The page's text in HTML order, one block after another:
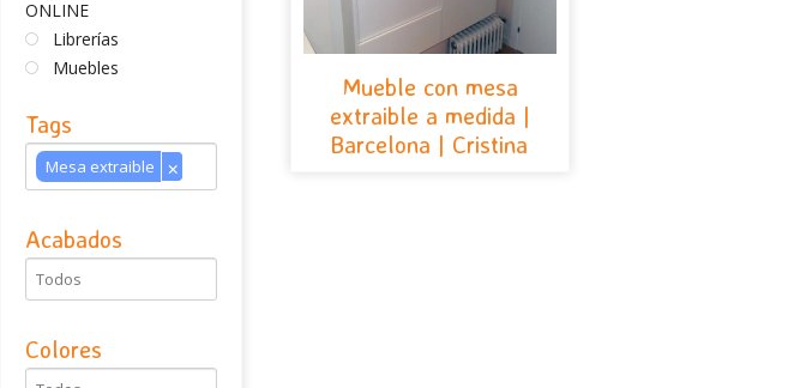
Mueble con mesa
extraible a medida |
Barcelona | Cristina
ONLINE
Librerías
Muebles
Tags
Mesa extraible ×
Acabados
Colores